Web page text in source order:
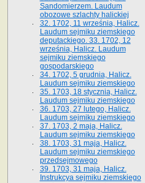
Sandomierzem. Laudum
obozowe szlachty halickiej
32. 1702, 11 września, Halicz.
Laudum sejmiku ziemskiego
deputackiego. 33. 1702, 12
września, Halicz. Laudum
sejmiku ziemskiego
gospodarskiego
34. 1702, 5 grudnia, Halicz.
Laudum sejmiku ziemskiego
35. 1703, 18 stycznia, Halicz.
Laudum sejmiku ziemskiego
36. 1703, 27 lutego, Halicz.
Laudum sejmiku ziemskiego
37. 1703, 2 maja, Halicz.
Laudum sejmiku ziemskiego
38. 1703, 31 maja, Halicz.
Laudum sejmiku ziemskiego
przedsejmowego
39. 1703, 31 maja, Halicz.
Instrukcya sejmiku ziemskiego